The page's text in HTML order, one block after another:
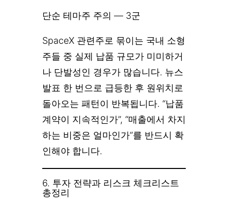
단순 테마주 주의 — 3군
SpaceX 관련주로 묶이는 국내 소형
주들 중 실제 납품 규모가 미미하거
나 단발성인 경우가 많습니다. 뉴스
발표 한 번으로 급등한 후 원위치로
돌아오는 패턴이 반복됩니다. “납품
계약이 지속적인가”, “매출에서 차지
하는 비중은 얼마인가”를 반드시 확
인해야 합니다.
6. 투자 전략과 리스크 체크리스트
총정리